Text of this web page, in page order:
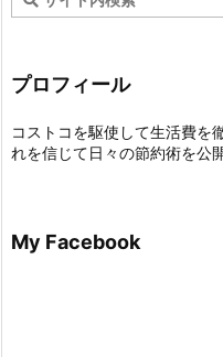
プロフィール
コストコを駆使して生活費を
れを信じて日々の節約術を公開
My Facebook